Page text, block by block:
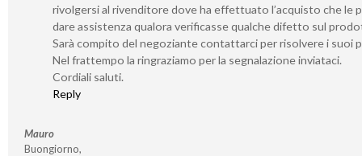
rivolgersi al rivenditore dove ha effettuato l’acquisto che le
dare assistenza qualora verificasse qualche difetto sul
Sarà compito del negoziante contattarci per risolvere i suoi
Nel frattempo la ringraziamo per la segnalazione inviataci.
Cordiali saluti.
Reply
Mauro
Buongiorno,